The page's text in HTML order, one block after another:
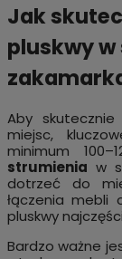
Jak
pluskwy
Aby
miejsc,
minimum
strumienia w
dotrzeć do
łączenia mebli
pluskwy
Bardzo ważne